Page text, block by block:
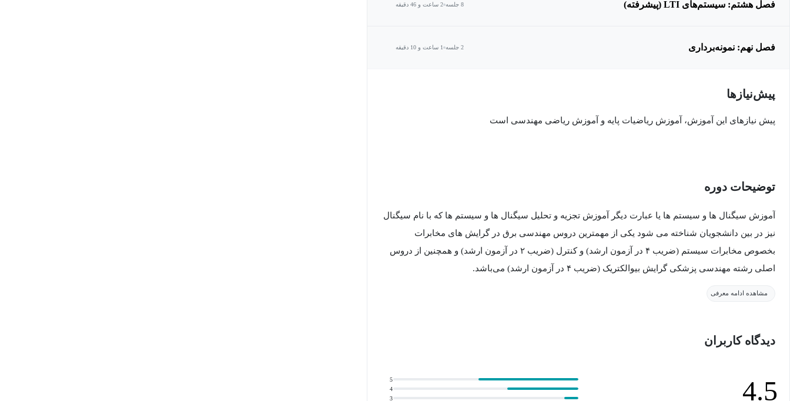
فصل هشتم: سیستم‌های LTI (پیشرفته) 8 جلسه 2 ساعت و 46 دقیقه
فصل نهم: نمونه‌برداری 2 جلسه 1 ساعت و 10 دقیقه
پیش‌نیاز‌ها
پیش نیازهای این آموزش، آموزش ریاضیات پایه و آموزش ریاضی مهندسی است
توضیحات دوره
آموزش سیگنال ها و سیستم ها یا عبارت دیگر آموزش تجزیه و تحلیل سیگنال ها و سیستم ها که با نام سیگنال
نیز در بین دانشجویان شناخته می شود یکی از مهمترین دروس مهندسی برق در گرایش های مخابرات
بخصوص مخابرات سیستم (ضریب ۴ در آزمون ارشد) و کنترل (ضریب ۲ در آزمون ارشد) و همچنین از دروس
اصلی رشته مهندسی پزشکی گرایش بیوالکتریک (ضریب ۴ در آزمون ارشد) می‌باشد.
مناسب برای کنکور کارشناسی ارشد بررسی و تحلیل می باشد.
مشاهده ادامه معرفی
دیدگاه کاربران
4.5
3
4
5